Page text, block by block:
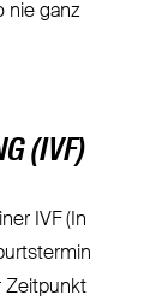
nie ganz
(IVF)
IVF (In
Zeitpunkt